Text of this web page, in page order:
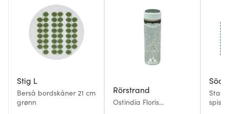
Stig L
Berså bordskåner 21 cm
grønn
Rörstrand
Ostindia Floris